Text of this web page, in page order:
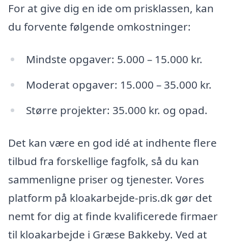
For at give dig en ide om prisklassen, kan
du forvente følgende omkostninger:
Mindste opgaver: 5.000 – 15.000 kr.
Moderat opgaver: 15.000 – 35.000 kr.
Større projekter: 35.000 kr. og opad.
Det kan være en god idé at indhente flere
tilbud fra forskellige fagfolk, så du kan
sammenligne priser og tjenester. Vores
platform på kloakarbejde-pris.dk gør det
nemt for dig at finde kvalificerede firmaer
til kloakarbejde i Græse Bakkeby. Ved at